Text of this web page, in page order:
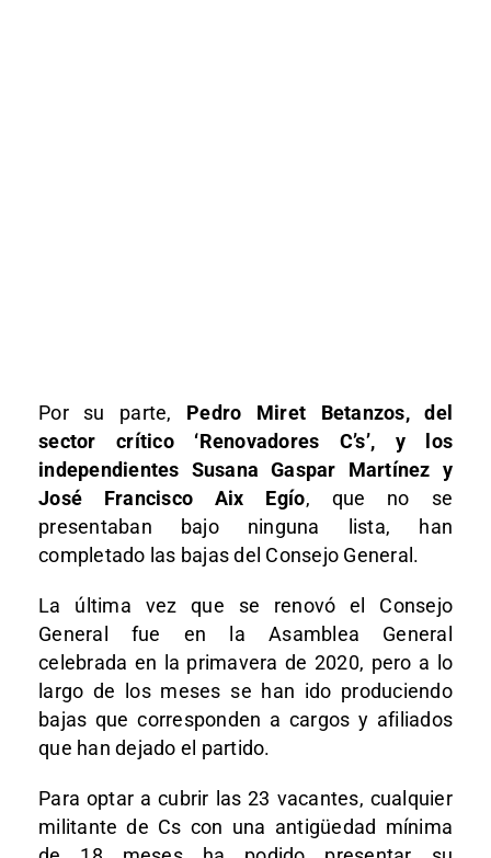
Por su parte, Pedro Miret Betanzos, del
sector crítico ‘Renovadores C’s’, y los
independientes Susana Gaspar Martínez y
José Francisco Aix Egío, que no se
presentaban bajo ninguna lista, han
completado las bajas del Consejo General.
La última vez que se renovó el Consejo
General fue en la Asamblea General
celebrada en la primavera de 2020, pero a lo
largo de los meses se han ido produciendo
bajas que corresponden a cargos y afiliados
que han dejado el partido.
Para optar a cubrir las 23 vacantes, cualquier
militante de Cs con una antigüedad mínima